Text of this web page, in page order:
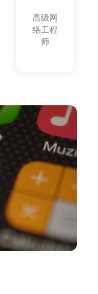
高级网
络工程
师